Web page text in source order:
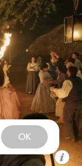
OK
но
от
Там
Кин